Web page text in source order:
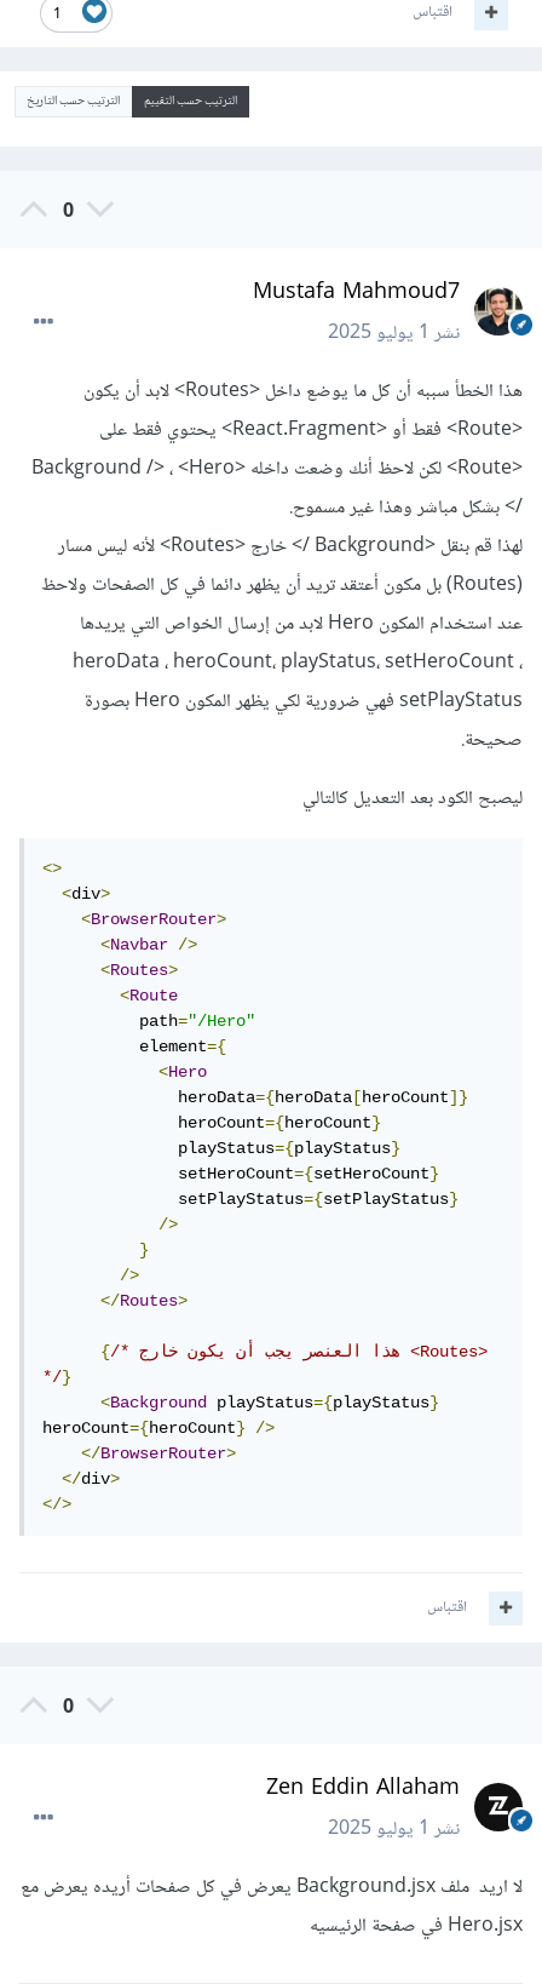
1 اقتباس
الترتيب حسب التقييم الترتيب حسب التاريخ
0
Mustafa Mahmoud7
نشر1 يوليو 2025
هذا الخطأ سببه أن كل ما يوضع داخل <Routes> لابد أن يكون
<Route> فقط أو <React.Fragment> يحتوي فقط على
<Route> لكن لاحظ أنك وضعت داخله <Background /> ، <Hero
/> بشكل مباشر وهذا غير مسموح.
لهذا قم بنقل <Background /> خارج <Routes> لأنه ليس مسار
(Routes) بل مكون أعتقد تريد أن يظهر دائما في كل الصفحات ولاحظ
عند استخدام المكون Hero لابد من إرسال الخواص التي يريدها
heroData ، heroCount، playStatus، setHeroCount ،
setPlayStatus فهي ضرورية لكي يظهر المكون Hero بصورة
صحيحة.
ليصبح الكود بعد التعديل كالتالي
<>
<div>
<BrowserRouter>
<Navbar
/>
<Routes>
<Route
          path
="/Hero"
          element
={
<Hero
              heroData
={heroData [heroCount]}
              heroCount
={heroCount}
              playStatus
={playStatus}
              setHeroCount
={setHeroCount}
              setPlayStatus
={setPlayStatus}
/>
}
/>
</Routes>
{/* هذا العنصر يجب أن يكون خارج <Routes>
*/}
<Background playStatus={playStatus}
heroCount={heroCount}
/>
</BrowserRouter>
</div>
</>
اقتباس
0
Zen Eddin Allaham
نشر1 يوليو 2025
لا اريد ملف Background.jsx يعرض في كل صفحات أريده يعرض مع
Hero.jsx في صفحة الرئيسيه